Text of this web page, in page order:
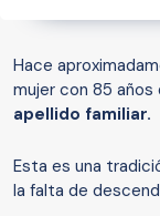
Hace
mujer con 85 años
apellido familiar.
Esta es una
la falta de